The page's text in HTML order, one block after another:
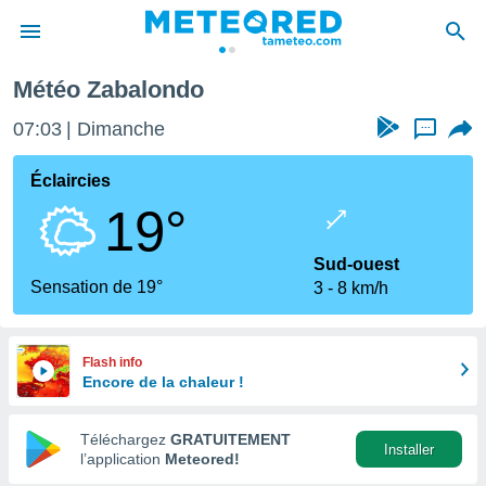
de
en
Météo Zabalondo
07:03 Dimanche ...
Éclaircies
19°
Sensation de 19°
Sud-ouest
3
8 km/h
Flash info
Encore de la chaleur !
Téléchargez GRATUITEMENT
l’application Meteored!
Installer